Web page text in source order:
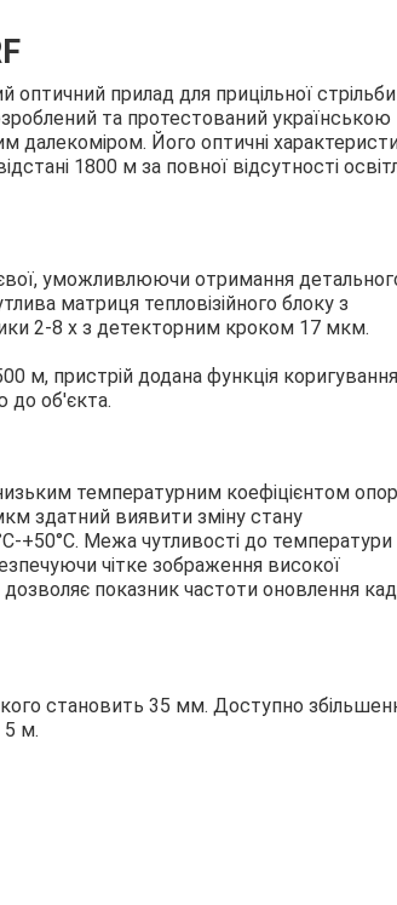
оптичний прилад для прицільної
та протестований українською
далекоміром. Його оптичні
1800 м за повної відсутності
уможливлюючи отримання
матриця тепловізійного блоку з
2-8 х з детекторним кроком 17 мкм.
м, пристрій додана функція коригування
до об'єкта.
температурним коефіцієнтом
здатний виявити зміну стану
+50°С. Межа чутливості до температури
чітке зображення високої
показник частоти оновлення
становить 35 мм. Доступно
5 м.